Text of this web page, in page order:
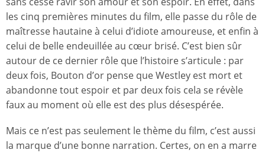
les cinq premières minutes du film, elle passe du rôle de
maîtresse hautaine à celui d’idiote amoureuse, et enfin à
celui de belle endeuillée au cœur brisé. C’est bien sûr
autour de ce dernier rôle que l’histoire s’articule : par
deux fois, Bouton d’or pense que Westley est mort et
abandonne tout espoir et par deux fois cela se révèle
faux au moment où elle est des plus désespérée.
Mais ce n’est pas seulement le thème du film, c’est aussi
la marque d’une bonne narration. Certes, on en a marre